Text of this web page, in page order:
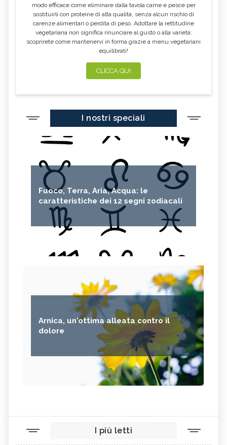
modo efficace come eliminare dalla tavola carne e pesce per
sostituirli con proteine di alta qualità, senza alcun rischio di
carenze alimentari o perdita di peso. Adottare la rettitudine
vegetariana non significa rinunciare al gusto o alla varietà:
scoprirete come mantenervi in forma grazie a menu vegetariani
equilibrati!
CLICCA QUI
I nostri speciali
Fuoco, Terra, Aria, Acqua: le
caratteristiche dei 12 segni zodiacali
Arnica, un'ottima alleata contro il
dolore
I più letti